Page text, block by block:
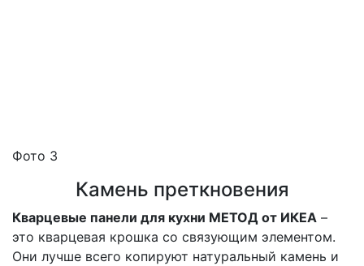
Фото 3
Камень преткновения
Кварцевые панели для кухни МЕТОД от ИКЕА –
это кварцевая крошка со связующим элементом.
Они лучше всего копируют натуральный камень и